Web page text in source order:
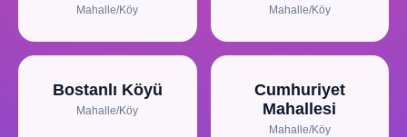
Mahalle/Köy Mahalle/Köy
Bostanlı Köyü
Mahalle/Köy
Cumhuriyet
Mahallesi
Mahalle/Köy